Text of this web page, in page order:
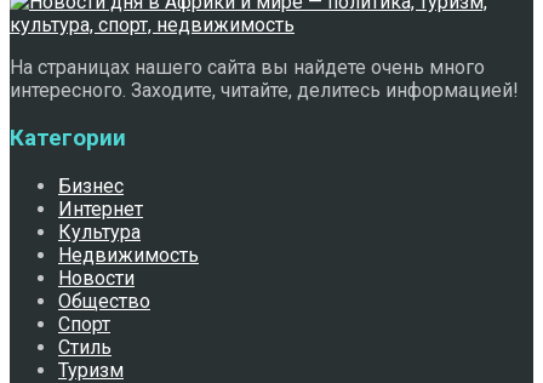
На страницах нашего сайта вы найдете очень много
интересного. Заходите, читайте, делитесь информацией!
Категории
Бизнес
Интернет
Культура
Недвижимость
Новости
Общество
Спорт
Стиль
Туризм